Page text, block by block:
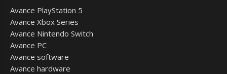
Avance PlayStation 5
Avance Xbox Series
Avance Nintendo Switch
Avance PC
Avance software
Avance hardware